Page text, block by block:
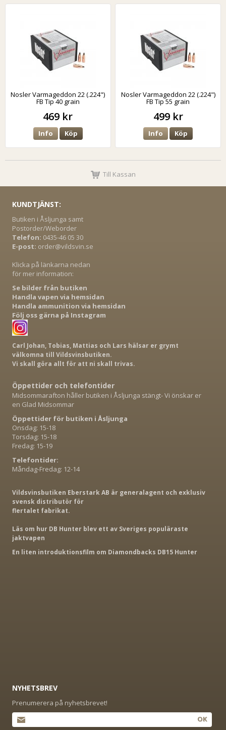
Nosler Varmageddon 22 (.224")
FB Tip 40 grain
469 kr
Info Köp
Nosler Varmageddon 22 (.224")
FB Tip 55 grain
499 kr
Info Köp
Till Kassan
KUNDTJÄNST:
Butiken i Åsljunga samt
Postorder/Weborder
Telefon: 0435-46 05 30
E-post: order@vildsvin.se
Klicka på länkarna nedan
för mer information:
Se bilder från butiken
Handla vapen via hemsidan
Handla ammunition via hemsidan
Följ oss gärna på Instagram
Carl Johan, Tobias, Mattias och Lars hälsar er grymt
välkomna till Vildsvinsbutiken.
Vi skall göra allt för att ni skall trivas.
Öppettider och telefontider
Midsommarafton håller butiken i Åsljunga stängt- Vi önskar er
en Glad Midsommar
Öppettider för butiken i Åsljunga
Onsdag: 15-18
Torsdag: 15-18
Fredag: 15-19
Telefontider:
Måndag-Fredag: 12-14
Vildsvinsbutiken Eberstark AB är generalagent och exklusiv
svensk distributör för
flertalet fabrikat.
Läs om hur DB Hunter blev ett av Sveriges populäraste
jaktvapen
En liten introduktionsfilm om Diamondbacks DB15 Hunter
NYHETSBREV
Prenumerera på nyhetsbrevet!
OK